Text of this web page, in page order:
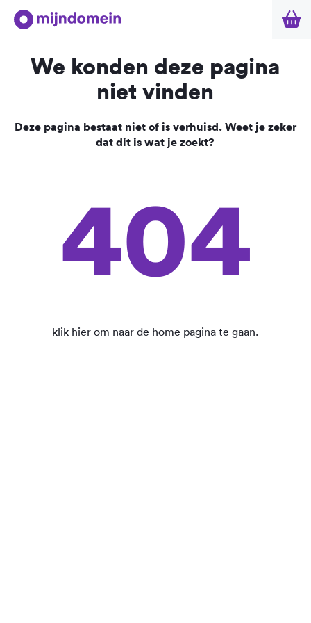
We konden deze pagina
niet vinden
Deze pagina bestaat niet of is verhuisd. Weet je zeker
dat dit is wat je zoekt?
404
klik hier om naar de home pagina te gaan.